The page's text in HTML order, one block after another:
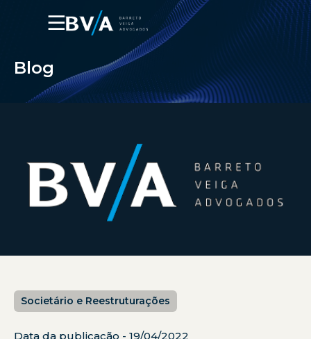
☰
Blog
Societário e Reestruturações
Data da publicação - 19/04/2022